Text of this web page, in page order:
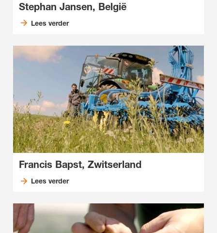
Stephan Jansen, België
Lees verder
Francis Bapst, Zwitserland
Lees verder